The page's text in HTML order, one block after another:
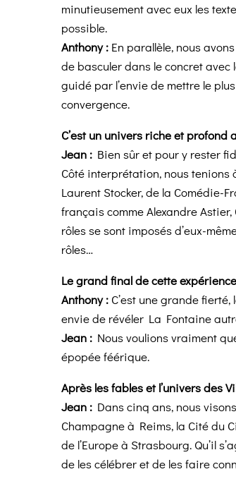
minutieusement avec eux les
possible.
Anthony : En parallèle, nous
de basculer dans le concret
guidé par l’envie de mettre le
convergence.
C’est un univers riche et
Jean : Bien sûr et pour y rester
Côté interprétation, nous
Laurent Stocker, de la
français comme Alexandre
rôles se sont imposés d’eux-
rôles…
Le grand final de cette
Anthony : C’est une grande
envie de révéler La Fontaine
Jean : Nous voulions vraiment
épopée féérique.
Après les fables et l’univers des
Jean : Dans cinq ans, nous
Champagne à Reims, la Cité du
de l’Europe à Strasbourg. Qu’il
de les célébrer et de les faire